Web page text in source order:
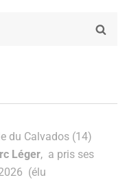
du Calvados (14)
Léger, a pris ses
(élu